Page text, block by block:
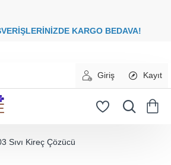
KARGO
Giriş Kayıt
Sıvı Kireç Çözücü